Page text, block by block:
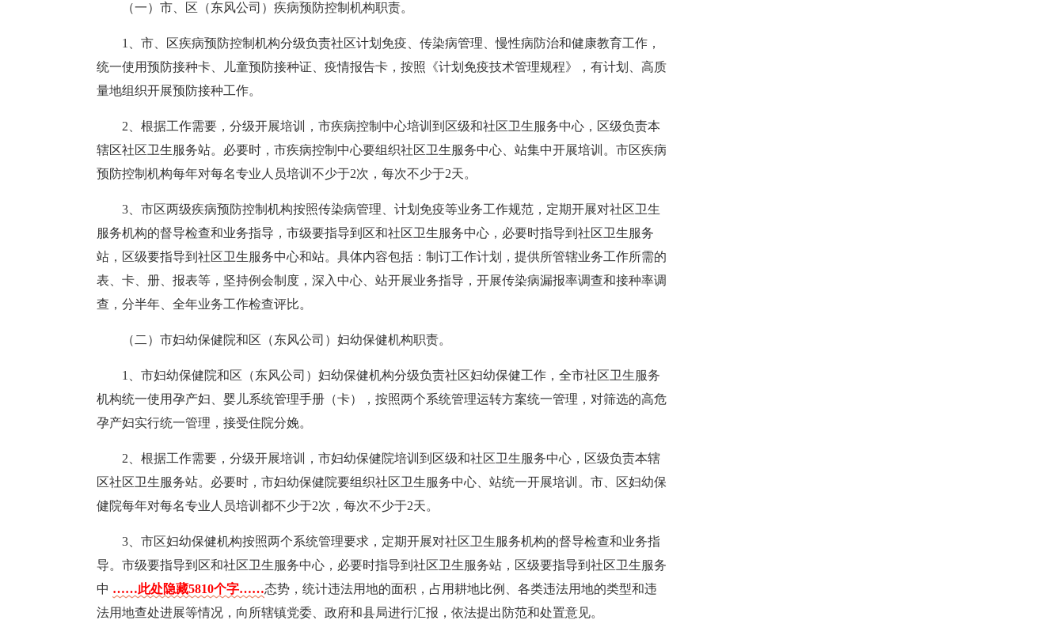
（一）市、区（东风公司）疾病预防控制机构职责。
1、市、区疾病预防控制机构分级负责社区计划免疫、传染病管理、慢性病防治和健康教育工作，
统一使用预防接种卡、儿童预防接种证、疫情报告卡，按照《计划免疫技术管理规程》，有计划、高质
量地组织开展预防接种工作。
2、根据工作需要，分级开展培训，市疾病控制中心培训到区级和社区卫生服务中心，区级负责本
辖区社区卫生服务站。必要时，市疾病控制中心要组织社区卫生服务中心、站集中开展培训。市区疾病
预防控制机构每年对每名专业人员培训不少于2次，每次不少于2天。
3、市区两级疾病预防控制机构按照传染病管理、计划免疫等业务工作规范，定期开展对社区卫生
服务机构的督导检查和业务指导，市级要指导到区和社区卫生服务中心，必要时指导到社区卫生服务
站，区级要指导到社区卫生服务中心和站。具体内容包括：制订工作计划，提供所管辖业务工作所需的
表、卡、册、报表等，坚持例会制度，深入中心、站开展业务指导，开展传染病漏报率调查和接种率调
查，分半年、全年业务工作检查评比。
（二）市妇幼保健院和区（东风公司）妇幼保健机构职责。
1、市妇幼保健院和区（东风公司）妇幼保健机构分级负责社区妇幼保健工作，全市社区卫生服务
机构统一使用孕产妇、婴儿系统管理手册（卡），按照两个系统管理运转方案统一管理，对筛选的高危
孕产妇实行统一管理，接受住院分娩。
2、根据工作需要，分级开展培训，市妇幼保健院培训到区级和社区卫生服务中心，区级负责本辖
区社区卫生服务站。必要时，市妇幼保健院要组织社区卫生服务中心、站统一开展培训。市、区妇幼保
健院每年对每名专业人员培训都不少于2次，每次不少于2天。
3、市区妇幼保健机构按照两个系统管理要求，定期开展对社区卫生服务机构的督导检查和业务指
导。市级要指导到区和社区卫生服务中心，必要时指导到社区卫生服务站，区级要指导到社区卫生服务
中 ……此处隐藏5810个字……态势，统计违法用地的面积，占用耕地比例、各类违法用地的类型和违
法用地查处进展等情况，向所辖镇党委、政府和县局进行汇报，依法提出防范和处置意见。